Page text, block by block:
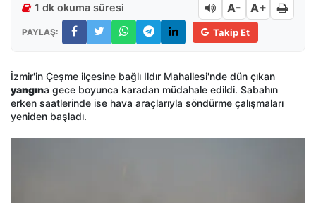
1 dk okuma süresi A- A+
PAYLAŞ: Takip Et
İzmir'in Çeşme ilçesine bağlı Ildır Mahallesi'nde dün çıkan
yangına gece boyunca karadan müdahale edildi. Sabahın
erken saatlerinde ise hava araçlarıyla söndürme çalışmaları
yeniden başladı.